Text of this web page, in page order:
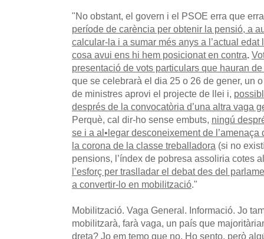
"No obstant, el govern i el PSOE erra que
període de carència per obtenir la pensió, a
calcular-la i a sumar més anys a l’actual
cosa avui ens hi hem posicionat en contra.
presentació de vots particulars que hauran
que se celebrarà el dia 25 o 26 de gener, un
de ministres aprovi el projecte de llei i,
després de la convocatòria d’una altra vaga
Perquè, cal dir-ho sense embuts, ningú
se i a al•legar desconeixement de l’amenaça
la corona de la classe treballadora (si no
pensions, l’índex de pobresa assoliria cotes
l’esforç per traslladar el debat des del
a convertir-lo en mobilització."
Mobilització. Vaga General. Informació. Jo
mobilitzarà, farà vaga, un país que
dreta? Jo em temo que no. Ho sento, però